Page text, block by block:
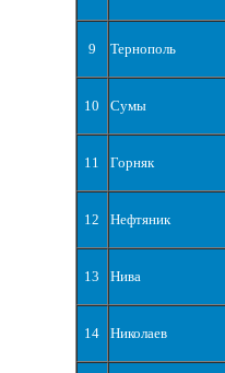
9 Тернополь
10 Сумы
11 Горняк
12 Нефтяник
13 Нива
14 Николаев